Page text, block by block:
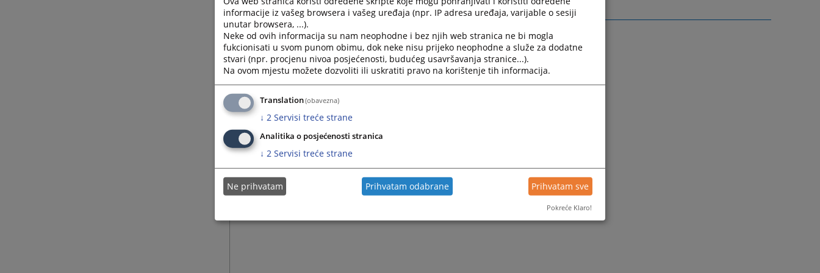
informacije iz vašeg browsera i vašeg uređaja (npr. IP adresa uređaja, varijable o sesiji
unutar browsera, ...).
Neke od ovih informacija su nam neophodne i bez njih web stranica ne bi mogla
fukcionisati u svom punom obimu, dok neke nisu prijeko neophodne a služe za dodatne
stvari (npr. procjenu nivoa posjećenosti, budućeg usavršavanja stranice...).
Na ovom mjestu možete dozvoliti ili uskratiti pravo na korištenje tih informacija.
Translation(obavezna)
↓ 2 Servisi treće strane
Analitika o posjećenosti stranica
↓ 2 Servisi treće strane
Ne prihvatam Prihvatam odabrane Prihvatam sve
Pokreće Klaro!